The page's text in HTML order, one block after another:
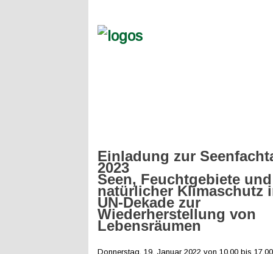
Einladung zur
2023
Seen, Feuchtgebiete und
natürlicher Klimaschutz
UN-Dekade zur
Wiederherstellung von
Lebensräumen
Donnerstag, 19. Januar 2022 von 10.00 bis